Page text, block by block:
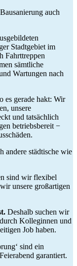
auch
Stadtgebiet im
Fahrttreppen
sämtliche
Wartungen nach
es gerade hakt: Wir
unsere
und tatsächlich
betriebsbereit −
andere städtische wie
sind wir flexibel
unsere großartigen
Deshalb suchen wir
Kolleginnen und
Job haben.
sind ein
garantiert.